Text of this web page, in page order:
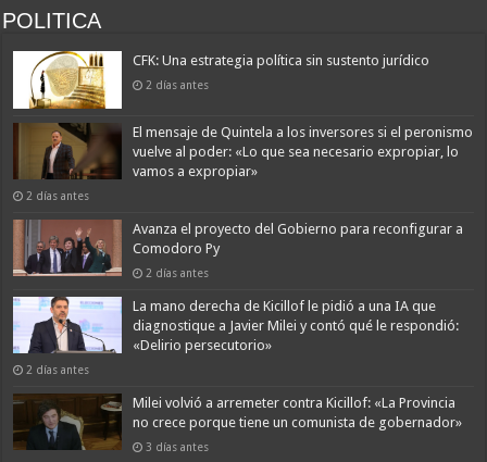
POLITICA
CFK: Una estrategia política sin sustento jurídico
2 días antes
El mensaje de Quintela a los inversores si el peronismo
vuelve al poder: «Lo que sea necesario expropiar, lo
vamos a expropiar»
2 días antes
Avanza el proyecto del Gobierno para reconfigurar a
Comodoro Py
2 días antes
La mano derecha de Kicillof le pidió a una IA que
diagnostique a Javier Milei y contó qué le respondió:
«Delirio persecutorio»
2 días antes
Milei volvió a arremeter contra Kicillof: «La Provincia
no crece porque tiene un comunista de gobernador»
3 días antes